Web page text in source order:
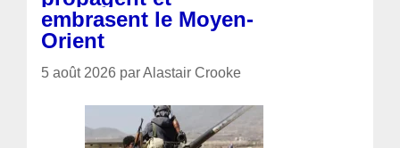
embrasent le Moyen-
Orient
5 août 2026 par Alastair Crooke